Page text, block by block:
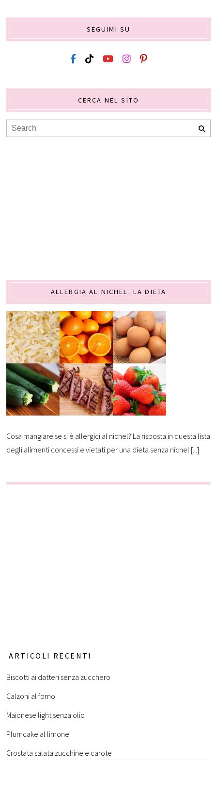
SEGUIMI SU
CERCA NEL SITO
ALLERGIA AL NICHEL. LA DIETA
Cosa mangiare se si è allergici al nichel? La risposta in questa lista
degli alimenti concessi e vietati per una dieta senza nichel [...]
ARTICOLI RECENTI
Biscotti ai datteri senza zucchero
Calzoni al forno
Maionese light senza olio
Plumcake al limone
Crostata salata zucchine e carote